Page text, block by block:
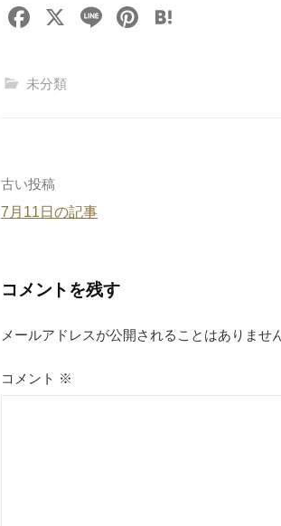
F
c
o
k
X
Li
Pi
未分類
投
稿
ビ
ゲ
ー
古い投稿
7月11日の記事
コメントを残す
メールアドレスが公開されることはありません
コメント ※